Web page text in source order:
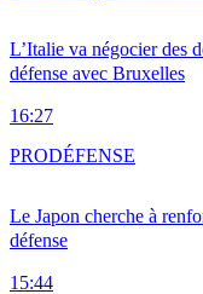
L’Italie va négocier des
défense avec Bruxelles
16:27
Le Japon cherche à
défense
15:44
PRODÉFENSE